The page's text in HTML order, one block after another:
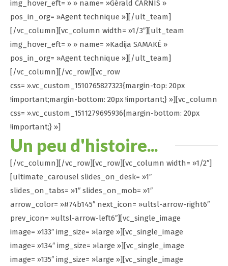
img_hover_eft= » » name= »Gérald CARNIS »
pos_in_org= »Agent technique »][/ult_team]
[/vc_column][vc_column width= »1/3″][ult_team
img_hover_eft= » » name= »Kadija SAMAKÉ »
pos_in_org= »Agent technique »][/ult_team]
[/vc_column][/vc_row][vc_row
css= ».vc_custom_1510765827323{margin-top: 20px
!important;margin-bottom: 20px !important;} »][vc_column
css= ».vc_custom_1511279695936{margin-bottom: 20px
!important;} »]
Un peu d'histoire...
[/vc_column][/vc_row][vc_row][vc_column width= »1/2″]
[ultimate_carousel slides_on_desk= »1″
slides_on_tabs= »1″ slides_on_mob= »1″
arrow_color= »#74b145″ next_icon= »ultsl-arrow-right6″
prev_icon= »ultsl-arrow-left6″][vc_single_image
image= »133″ img_size= »large »][vc_single_image
image= »134″ img_size= »large »][vc_single_image
image= »135″ img_size= »large »][vc_single_image